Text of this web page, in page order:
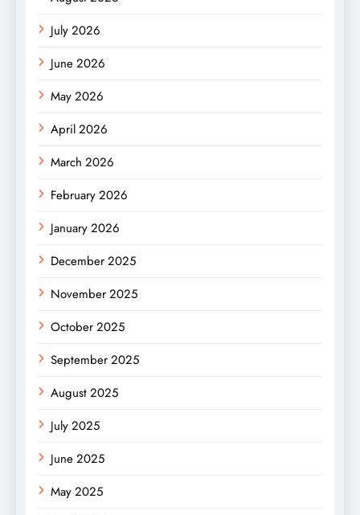
July 2026
June 2026
May 2026
April 2026
March 2026
February 2026
January 2026
December 2025
November 2025
October 2025
September 2025
August 2025
July 2025
June 2025
May 2025